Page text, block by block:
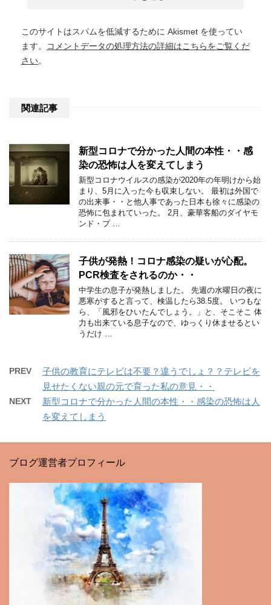
このサイトはスパムを低減するために Akismet を使ってい
ます。
コメントデータの処理方法の詳細はこちらをご覧くだ
さい。
関連記事
新型コロナで分かった人間の本性・・感
染の恐怖は人を変えてしまう
新型コロナウイルスの感染が2020年の年明けから始
まり、5月に入った今も収束しない。 最初は外国で
の出来事・・と他人事であった日本も徐々に感染の
恐怖に包まれていった。 2月、豪華客船のダイヤモ
ンド・プ …
子供が発熱！コロナ感染の疑いが心配。
PCR検査をされるのか・・
中学生の息子が発熱しました。 先週の水曜日の夜に
悪寒がすると言って、検温したら38.5度。 いつもな
ら、「風邪をひいたんでしょう。」と、そこそこ 体
力も出来ている息子なので、ゆっくり休ませるとい
うだけ …
PREV
子供の教育にテレビは不要？違うでしょ？？テレビを
見せたくない親の元で育った私の意見・・
NEXT
新型コロナで分かった人間の本性・・感染の恐怖は人
を変えてしまう
ブログ運営者プロフィール